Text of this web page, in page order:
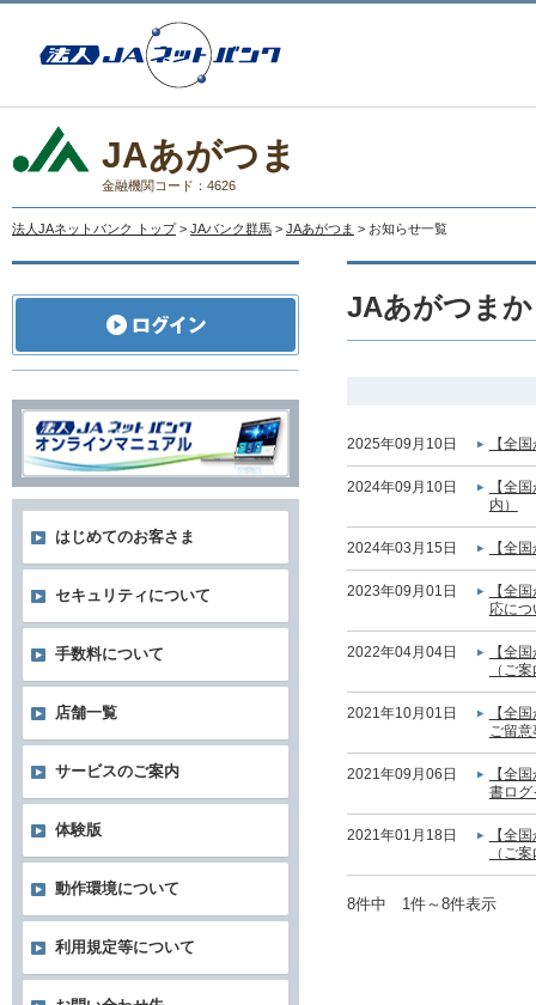
JAあがつま
金融機関コード：4626
法人JAネットバンク トップ > JAバンク群馬 > JAあがつま > お知らせ一覧
JAあがつま
2025年09月10日 【全
2024年09月10日
【全
内）
2024年03月15日 【全
2023年09月01日
【全
応に
2022年04月04日
【全
（ご
2021年10月01日
【全
ご留
2021年09月06日
【全
書ログ
2021年01月18日
【全
（ご
8件中 1件～8件表示
はじめてのお客さま
セキュリティについて
手数料について
店舗一覧
サービスのご案内
体験版
動作環境について
利用規定等について